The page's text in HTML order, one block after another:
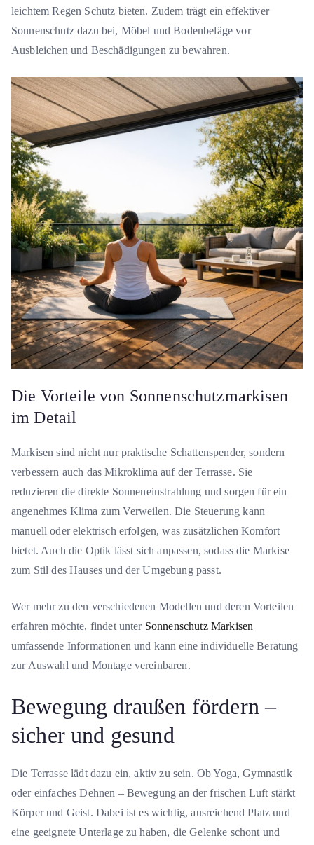
leichtem Regen Schutz bieten. Zudem trägt ein effektiver
Sonnenschutz dazu bei, Möbel und Bodenbeläge vor
Ausbleichen und Beschädigungen zu bewahren.
Die Vorteile von Sonnenschutzmarkisen
im Detail
Markisen sind nicht nur praktische Schattenspender, sondern
verbessern auch das Mikroklima auf der Terrasse. Sie
reduzieren die direkte Sonneneinstrahlung und sorgen für ein
angenehmes Klima zum Verweilen. Die Steuerung kann
manuell oder elektrisch erfolgen, was zusätzlichen Komfort
bietet. Auch die Optik lässt sich anpassen, sodass die Markise
zum Stil des Hauses und der Umgebung passt.
Wer mehr zu den verschiedenen Modellen und deren Vorteilen
erfahren möchte, findet unter Sonnenschutz Markisen
umfassende Informationen und kann eine individuelle Beratung
zur Auswahl und Montage vereinbaren.
Bewegung draußen fördern –
sicher und gesund
Die Terrasse lädt dazu ein, aktiv zu sein. Ob Yoga, Gymnastik
oder einfaches Dehnen – Bewegung an der frischen Luft stärkt
Körper und Geist. Dabei ist es wichtig, ausreichend Platz und
eine geeignete Unterlage zu haben, die Gelenke schont und